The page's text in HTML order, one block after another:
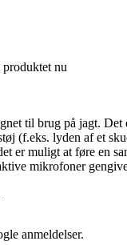
produktet nu
til brug på jagt.
(f.eks. lyden af et
er muligt at føre en
mikrofoner
anmeldelser.